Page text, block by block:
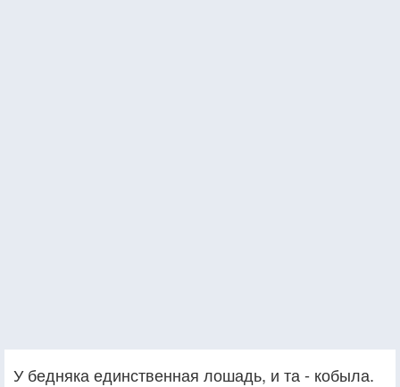
У бедняка единственная лошадь, и та - кобыла.